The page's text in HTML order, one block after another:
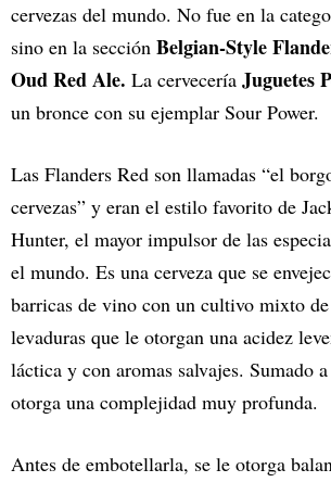
cervezas del mundo. No fue en la
sino en la sección Belgian-Style
Oud Red Ale. La cervecería Juguetes
un bronce con su ejemplar Sour Power.
Las Flanders Red son llamadas “el
cervezas” y eran el estilo favorito de
Hunter, el mayor impulsor de las
el mundo. Es una cerveza que se
barricas de vino con un cultivo mixto
levaduras que le otorgan una acidez
láctica y con aromas salvajes. Sumado
otorga una complejidad muy profunda.
Antes de embotellarla, se le otorga